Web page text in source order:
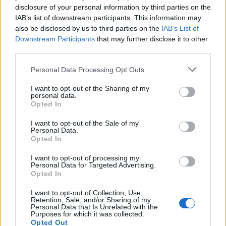
disclosure of your personal information by third parties on the
IAB’s list of downstream participants. This information may
also be disclosed by us to third parties on the IAB’s List of
Downstream Participants that may further disclose it to other
Personal Data Processing Opt Outs
I want to opt-out of the Sharing of my
personal data.
Opted In
I want to opt-out of the Sale of my
Personal Data.
Opted In
I want to opt-out of processing my
Personal Data for Targeted Advertising.
Opted In
I want to opt-out of Collection, Use,
Retention, Sale, and/or Sharing of my
Personal Data that Is Unrelated with the
Purposes for which it was collected.
Opted Out
Elbasani humbet 1-3 me
Partizanin, Gvozdenovic
analizon miqësoren: Na
skuadra më kënaqi në
disa aspekte
Në Prishtinë fillon
seminari dyditor i FIFA-s
Ndikimi i Guardiolës
vendimtar: Pse Rodri
zgjodhi Barcelonën në
E ardhmja e Kombëtares
shqiptare, firmos si